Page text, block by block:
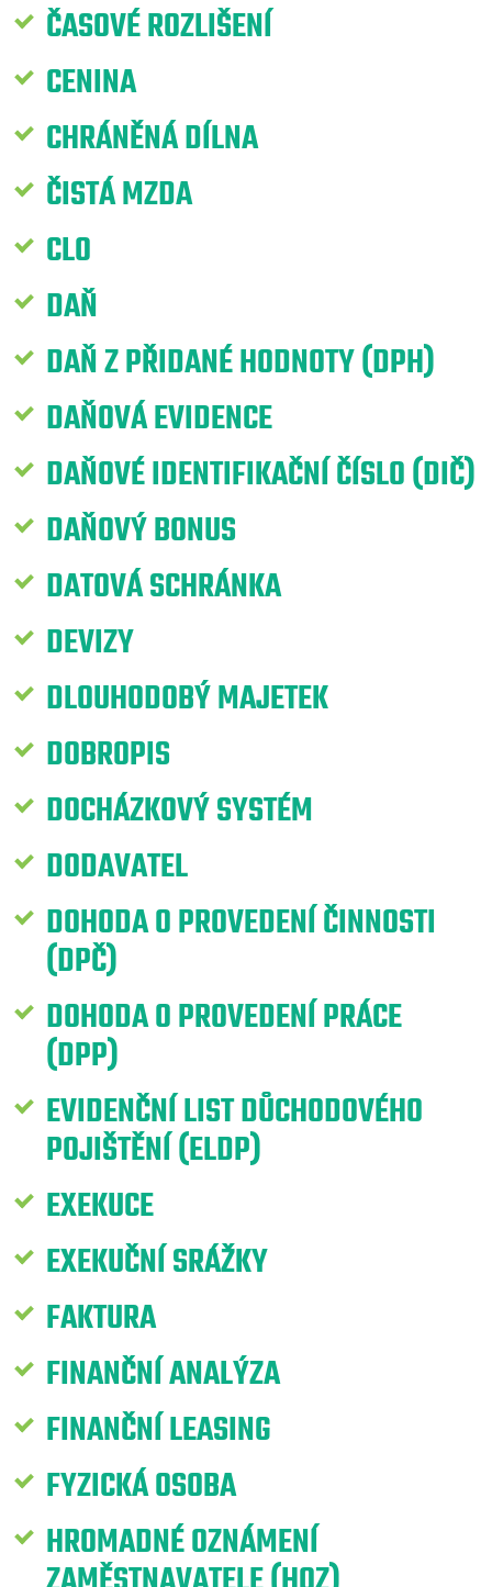
ČASOVÉ ROZLIŠENÍ
CENINA
CHRÁNĚNÁ DÍLNA
ČISTÁ MZDA
CLO
DAŇ
DAŇ Z PŘIDANÉ HODNOTY (DPH)
DAŇOVÁ EVIDENCE
DAŇOVÉ IDENTIFIKAČNÍ ČÍSLO (DIČ)
DAŇOVÝ BONUS
DATOVÁ SCHRÁNKA
DEVIZY
DLOUHODOBÝ MAJETEK
DOBROPIS
DOCHÁZKOVÝ SYSTÉM
DODAVATEL
DOHODA O PROVEDENÍ ČINNOSTI
(DPČ)
DOHODA O PROVEDENÍ PRÁCE
(DPP)
EVIDENČNÍ LIST DŮCHODOVÉHO
POJIŠTĚNÍ (ELDP)
EXEKUCE
EXEKUČNÍ SRÁŽKY
FAKTURA
FINANČNÍ ANALÝZA
FINANČNÍ LEASING
FYZICKÁ OSOBA
HROMADNÉ OZNÁMENÍ